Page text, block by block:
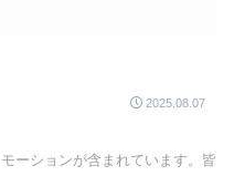
2025.08.07
ーションが含まれています。皆